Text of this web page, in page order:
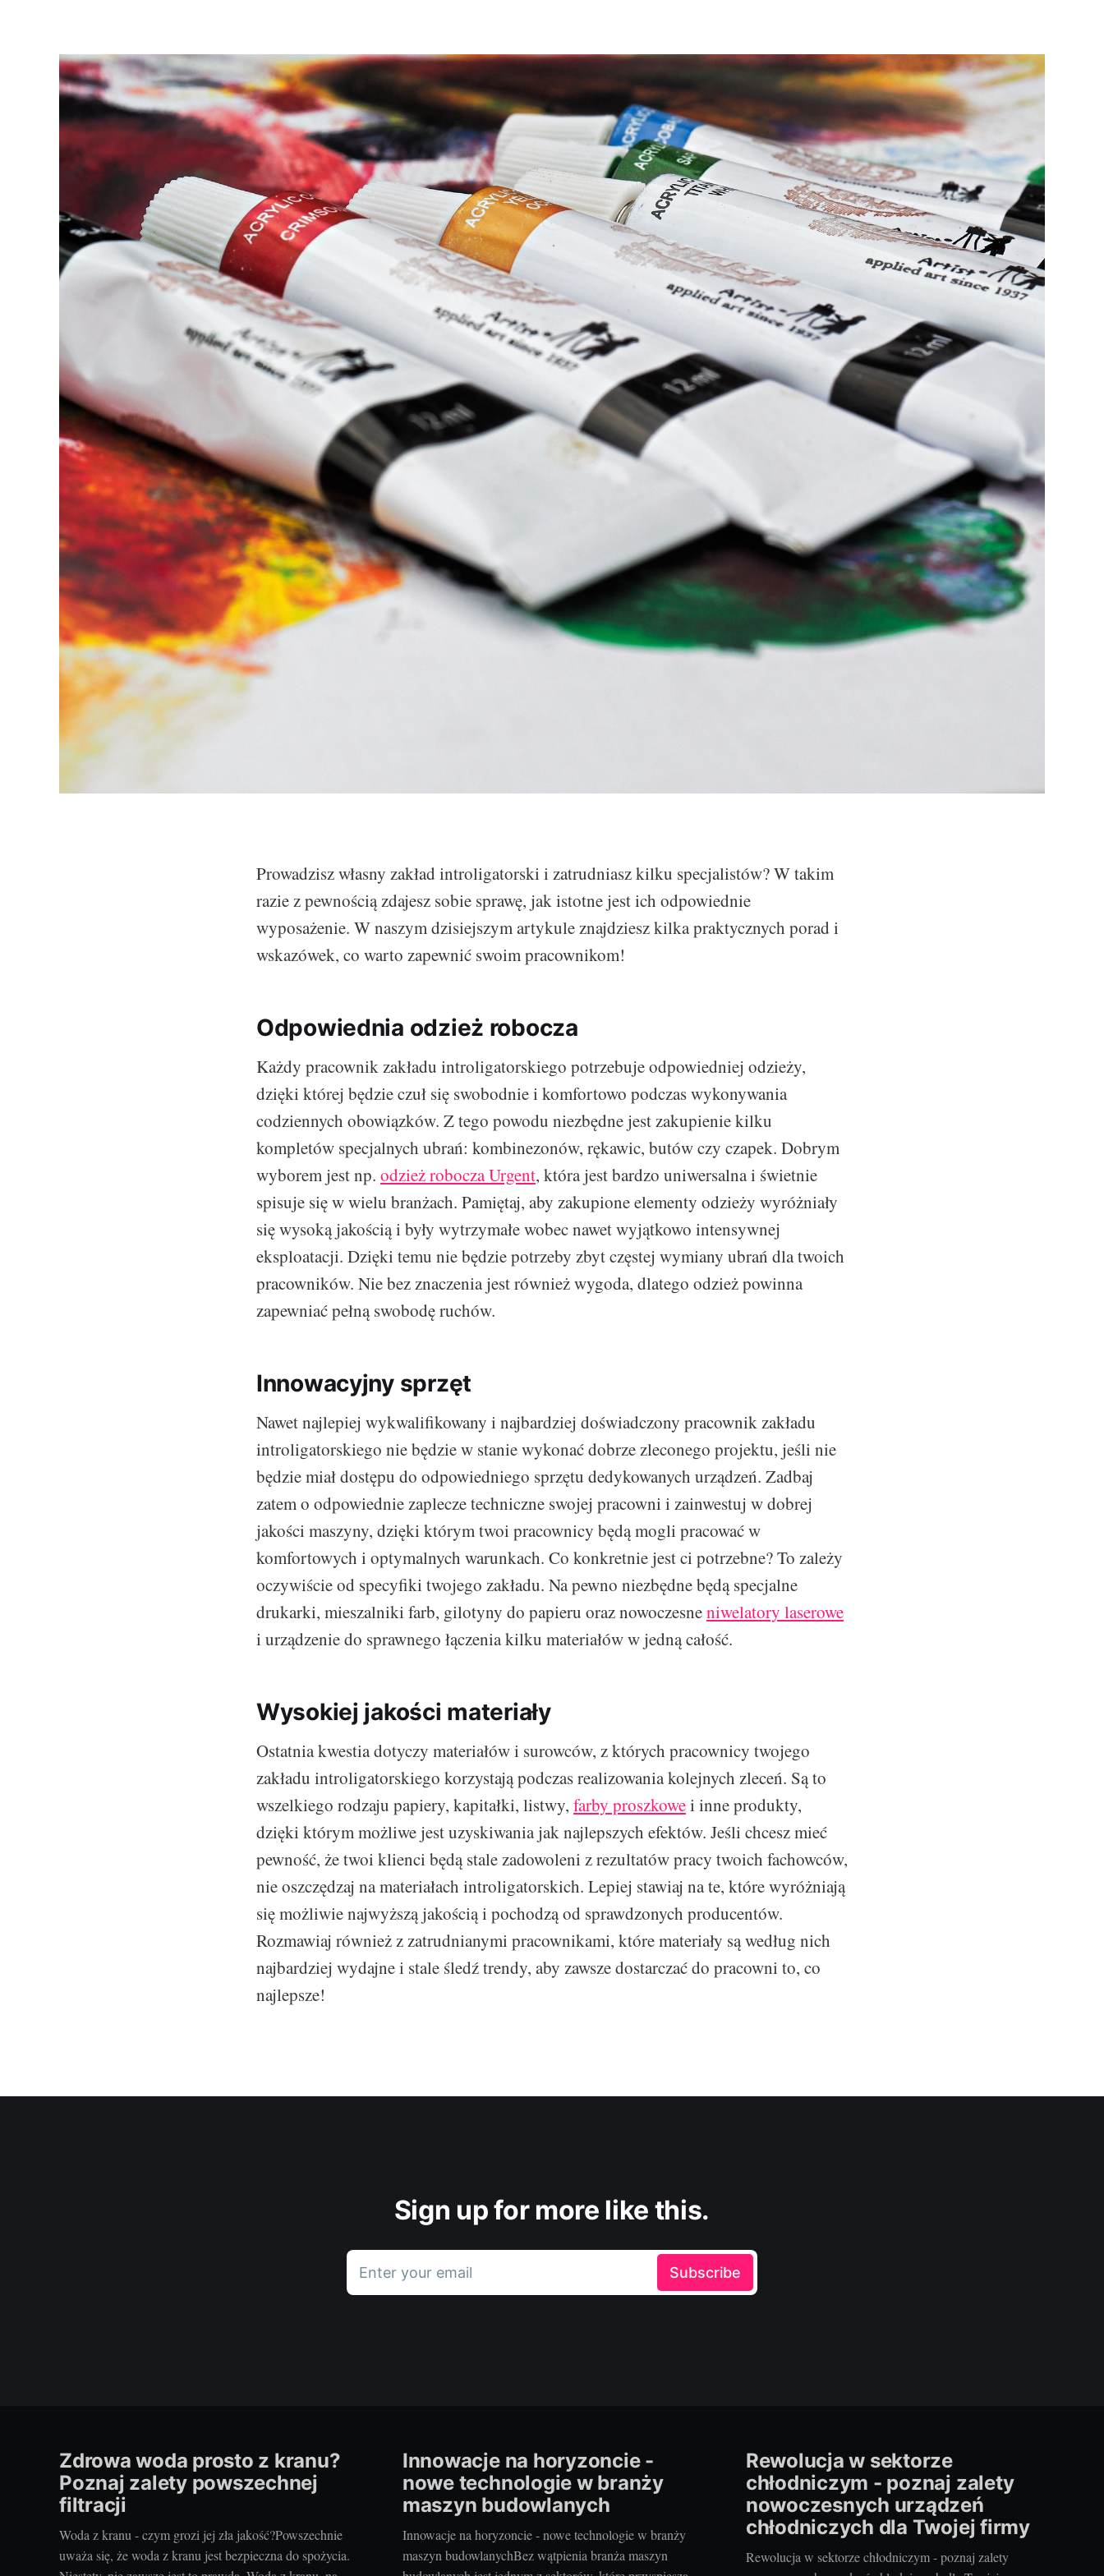
Prowadzisz własny zakład introligatorski i zatrudniasz kilku specjalistów? W takim
razie z pewnością zdajesz sobie sprawę, jak istotne jest ich odpowiednie
wyposażenie. W naszym dzisiejszym artykule znajdziesz kilka praktycznych porad i
wskazówek, co warto zapewnić swoim pracownikom!
Odpowiednia odzież robocza
Każdy pracownik zakładu introligatorskiego potrzebuje odpowiedniej odzieży,
dzięki której będzie czuł się swobodnie i komfortowo podczas wykonywania
codziennych obowiązków. Z tego powodu niezbędne jest zakupienie kilku
kompletów specjalnych ubrań: kombinezonów, rękawic, butów czy czapek. Dobrym
wyborem jest np. odzież robocza Urgent, która jest bardzo uniwersalna i świetnie
spisuje się w wielu branżach. Pamiętaj, aby zakupione elementy odzieży wyróżniały
się wysoką jakością i były wytrzymałe wobec nawet wyjątkowo intensywnej
eksploatacji. Dzięki temu nie będzie potrzeby zbyt częstej wymiany ubrań dla twoich
pracowników. Nie bez znaczenia jest również wygoda, dlatego odzież powinna
zapewniać pełną swobodę ruchów.
Innowacyjny sprzęt
Nawet najlepiej wykwalifikowany i najbardziej doświadczony pracownik zakładu
introligatorskiego nie będzie w stanie wykonać dobrze zleconego projektu, jeśli nie
będzie miał dostępu do odpowiedniego sprzętu dedykowanych urządzeń. Zadbaj
zatem o odpowiednie zaplecze techniczne swojej pracowni i zainwestuj w dobrej
jakości maszyny, dzięki którym twoi pracownicy będą mogli pracować w
komfortowych i optymalnych warunkach. Co konkretnie jest ci potrzebne? To zależy
oczywiście od specyfiki twojego zakładu. Na pewno niezbędne będą specjalne
drukarki, mieszalniki farb, gilotyny do papieru oraz nowoczesneniwelatory laserowe
i urządzenie do sprawnego łączenia kilku materiałów w jedną całość.
Wysokiej jakości materiały
Ostatnia kwestia dotyczy materiałów i surowców, z których pracownicy twojego
zakładu introligatorskiego korzystają podczas realizowania kolejnych zleceń. Są to
wszelkiego rodzaju papiery, kapitałki, listwy, farby proszkowei inne produkty,
dzięki którym możliwe jest uzyskiwania jak najlepszych efektów. Jeśli chcesz mieć
pewność, że twoi klienci będą stale zadowoleni z rezultatów pracy twoich fachowców,
nie oszczędzaj na materiałach introligatorskich. Lepiej stawiaj na te, które wyróżniają
się możliwie najwyższą jakością i pochodzą od sprawdzonych producentów.
Rozmawiaj również z zatrudnianymi pracownikami, które materiały są według nich
najbardziej wydajne i stale śledź trendy, aby zawsze dostarczać do pracowni to, co
najlepsze!
Sign up for more like this.
Enter your email Subscribe
Zdrowa woda prosto z kranu?
Poznaj zalety powszechnej
filtracji
Woda z kranu - czym grozi jej zła jakość?Powszechnie
uważa się, że woda z kranu jest bezpieczna do spożycia.
Innowacje na horyzoncie -
nowe technologie w branży
maszyn budowlanych
Innowacje na horyzoncie - nowe technologie w branży
maszyn budowlanychBez wątpienia branża maszyn
Rewolucja w sektorze
chłodniczym - poznaj zalety
nowoczesnych urządzeń
chłodniczych dla Twojej firmy
Rewolucja w sektorze chłodniczym - poznaj zalety